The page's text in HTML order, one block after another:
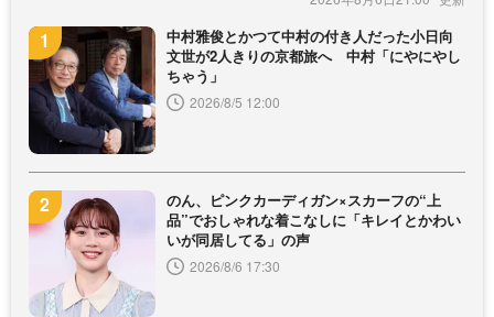
中村雅俊とかつて中村の付き人だった小日向
文世が2人きりの京都旅へ 中村「にやにやし
ちゃう」
2026/8/5 12:00
のん、ピンクカーディガン×スカーフの“上
品”でおしゃれな着こなしに「キレイとかわい
いが同居してる」の声
2026/8/6 17:30